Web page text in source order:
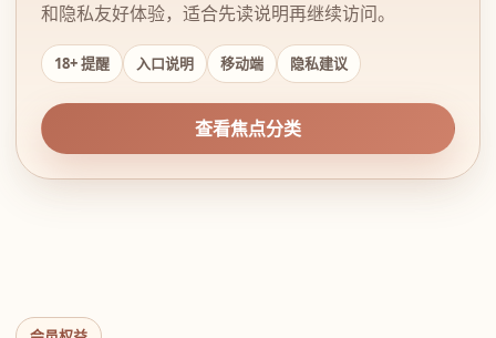
和隐私友好体验，适合先读说明再继续访问。
18+ 提醒 入口说明 移动端 隐私建议
查看焦点分类